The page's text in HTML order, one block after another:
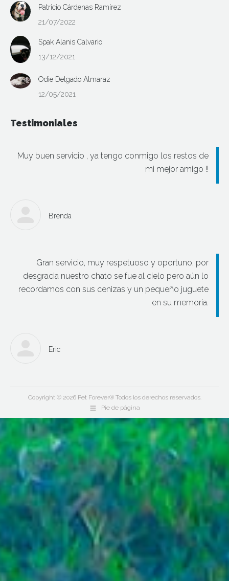
Patricio Cárdenas Ramírez
21/07/2022
Spak Alanis Calvario
13/12/2021
Odie Delgado Almaraz
12/05/2021
Testimoniales
Muy buen servicio , ya tengo conmigo los restos de
mi mejor amigo !!
Brenda
Gran servicio, muy respetuoso y oportuno, por
desgracia nuestro chato se fue al cielo pero aún lo
recordamos con sus cenizas y un pequeño juguete
en su memoria.
Eric
Copyright © 2026 Pet Forever® Todos los derechos reservados.
Pie de página